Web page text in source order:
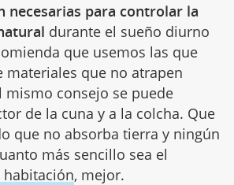
necesarias para controlar la
durante el sueño diurno
que usemos las que
materiales que no atrapen
mismo consejo se puede
de la cuna y a la colcha. Que
que no absorba tierra y ningún
más sencillo sea el
, mejor.